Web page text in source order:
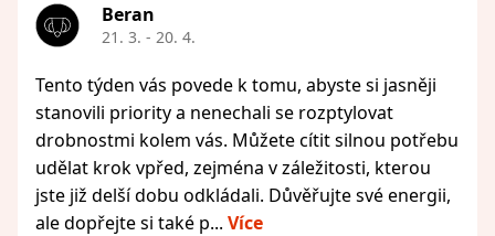
Beran
21. 3. - 20. 4.
Tento týden vás povede k tomu, abyste si jasněji
stanovili priority a nenechali se rozptylovat
drobnostmi kolem vás. Můžete cítit silnou potřebu
udělat krok vpřed, zejména v záležitosti, kterou
jste již delší dobu odkládali. Důvěřujte své energii,
ale dopřejte si také p... Více